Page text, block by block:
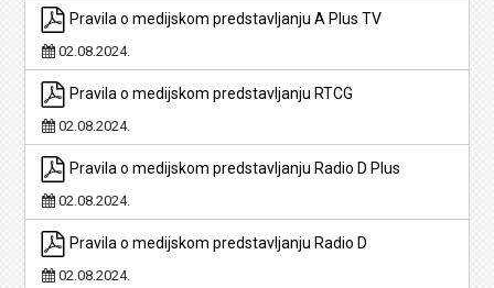
Pravila o medijskom predstavljanju A Plus TV
02.08.2024.
Pravila o medijskom predstavljanju RTCG
02.08.2024.
Pravila o medijskom predstavljanju Radio D Plus
02.08.2024.
Pravila o medijskom predstavljanju Radio D
02.08.2024.